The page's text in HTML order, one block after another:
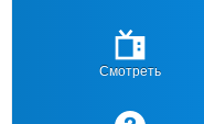
Смотреть